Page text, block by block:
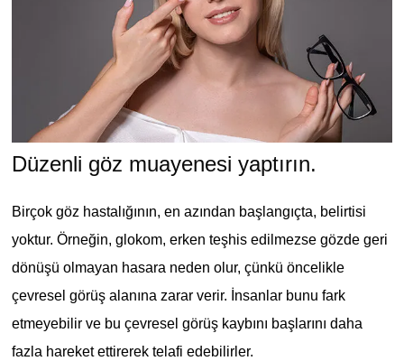
Düzenli göz muayenesi yaptırın.
Birçok göz hastalığının, en azından başlangıçta, belirtisi
yoktur. Örneğin, glokom, erken teşhis edilmezse gözde geri
dönüşü olmayan hasara neden olur, çünkü öncelikle
çevresel görüş alanına zarar verir. İnsanlar bunu fark
etmeyebilir ve bu çevresel görüş kaybını başlarını daha
fazla hareket ettirerek telafi edebilirler.